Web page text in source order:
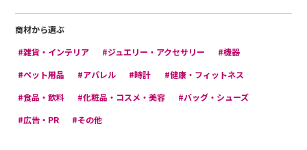
商材から選ぶ
#雑貨・インテリア
#ジュエリー・アクセサリー
#機器
#ペット用品
#アパレル #時計
#健康・フィットネス
#食品・飲料
#化粧品・コスメ・美容
#バッグ・シューズ
#広告・PR
#その他